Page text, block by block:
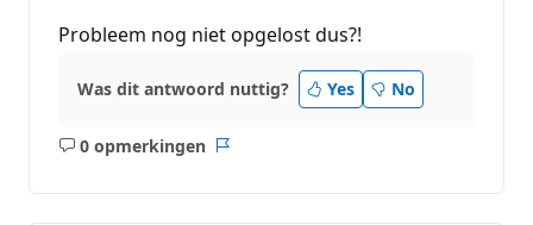
Probleem nog niet opgelost dus?!
Was dit antwoord nuttig? Yes No
0 opmerkingen
Geen